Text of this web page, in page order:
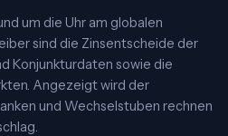
um die Uhr am globalen
sind die Zinsentscheide der
Konjunkturdaten sowie die
Angezeigt wird der
und Wechselstuben rechnen